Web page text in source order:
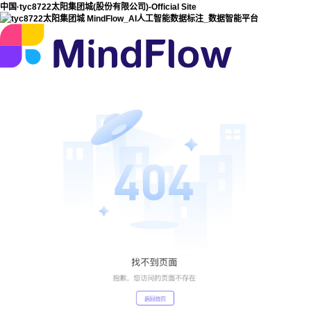
中国·tyc8722太阳集团城(股份有限公司)-Official Site